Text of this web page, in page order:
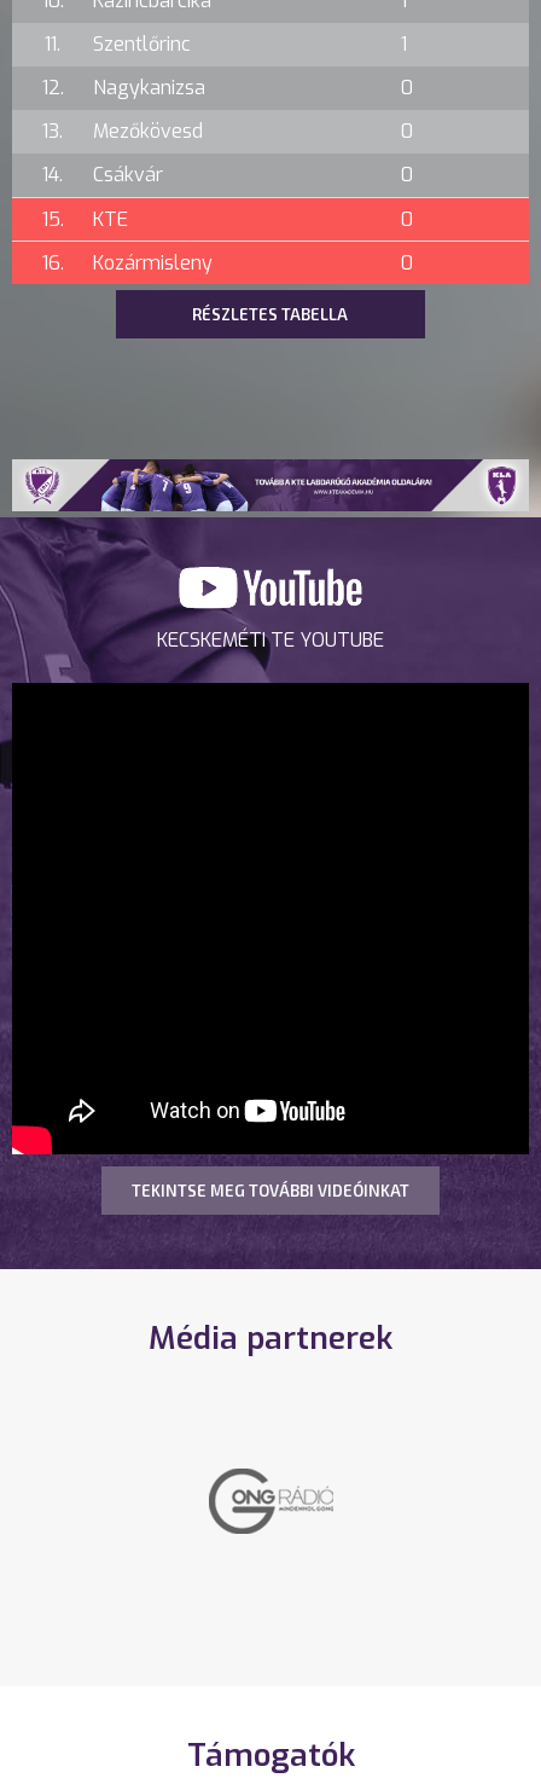
11.
Szentlőrinc
1
12.
Nagykanizsa
0
13.
Mezőkövesd
0
14.
Csákvár
0
15.
KTE
0
16.
Kozármisleny 0
RÉSZLETES TABELLA
KECSKEMÉTI TE YOUTUBE
TEKINTSE MEG TOVÁBBI VIDEÓINKAT
Média partnerek
Támogatók